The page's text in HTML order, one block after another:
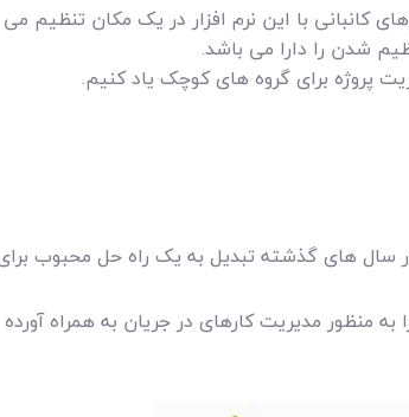
کانبانی با این نرم افزار در یک مکان تنظیم
شدن را دارا می باشد.
پروژه برای گروه های کوچک یاد کنیم.
سال های گذشته تبدیل به یک راه حل محبوب
به منظور مدیریت کارهای در جریان به همراه